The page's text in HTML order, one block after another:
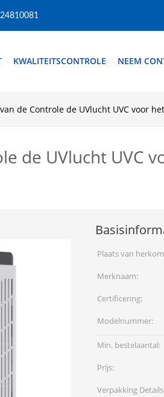
KWALITEITSCONTROLE NEEM
de Controle de UVlucht UVC voor
de UVlucht UVC
Plaats van
Merknaam:
Certificering:
Modelnummer:
Min. bestelaantal:
Prijs:
Verpakking